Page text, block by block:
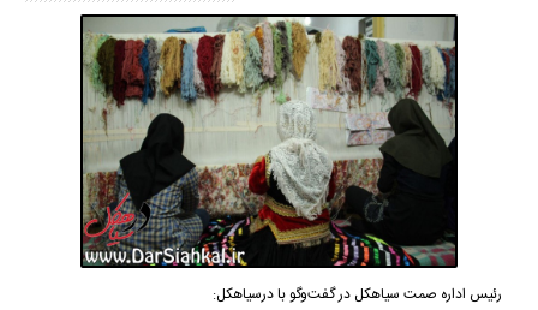
رئیس اداره صمت سیاهکل در گفت‌وگو با درسیاهکل: